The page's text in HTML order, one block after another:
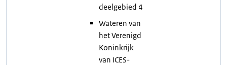
deelgebied 4
Wateren van
het Verenigd
Koninkrijk
van ICES-